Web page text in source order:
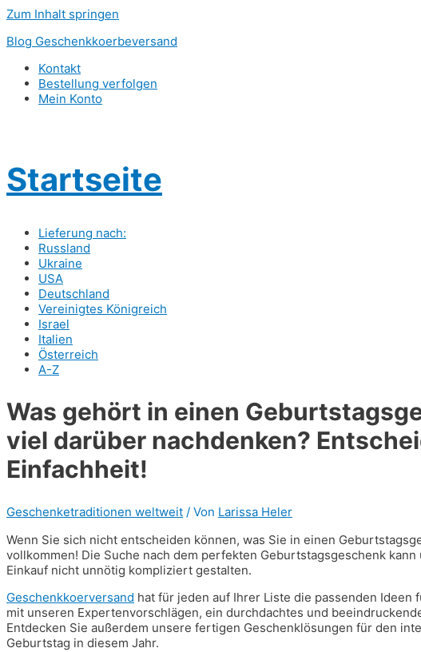
Zum Inhalt springen
Blog Geschenkkoerbeversand
Kontakt
Bestellung verfolgen
Mein Konto
Startseite
Lieferung nach:
Russland
Ukraine
USA
Deutschland
Vereinigtes Königreich
Israel
Italien
Österreich
A-Z
Was gehört in einen
viel darüber nachdenken?
Einfachheit!
Geschenketraditionen weltweit / Von Larissa Heler
Wenn Sie sich nicht entscheiden können, was Sie in einen
vollkommen! Die Suche nach dem perfekten Geburtstagsgeschenk
Einkauf nicht unnötig kompliziert gestalten.
Geschenkkoerversand hat für jeden auf Ihrer Liste die passenden
mit unseren Expertenvorschlägen, ein durchdachtes und
Entdecken Sie außerdem unsere fertigen Geschenklösungen für den
Geburtstag in diesem Jahr.